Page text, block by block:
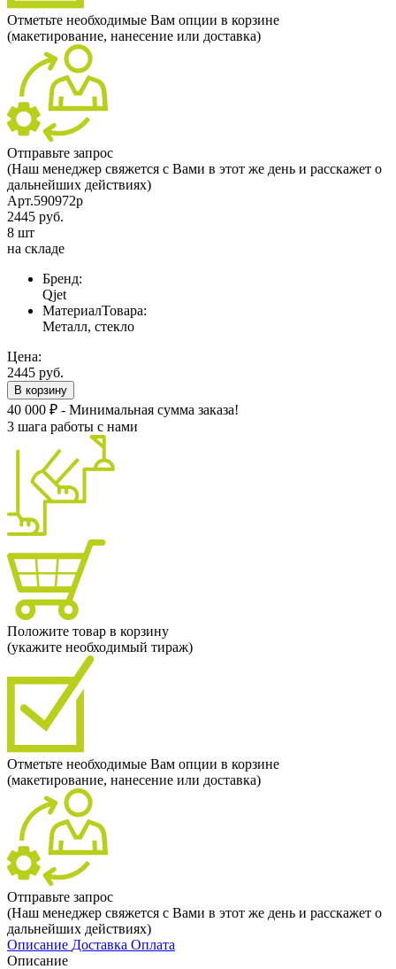
Отметьте необходимые Вам опции в корзине
(макетирование, нанесение или доставка)
Отправьте запрос
(Наш менеджер свяжется с Вами в этот же день и расскажет о
дальнейших действиях)
Арт.590972p
2445 руб.
8 шт
на складе
Бренд:
Qjet
МатериалТовара:
Металл, стекло
Цена:
2445 руб.
В корзину
40 000 ₽ - Минимальная сумма заказа!
3 шага работы с нами
Положите товар в корзину
(укажите необходимый тираж)
Отметьте необходимые Вам опции в корзине
(макетирование, нанесение или доставка)
Отправьте запрос
(Наш менеджер свяжется с Вами в этот же день и расскажет о
дальнейших действиях)
Описание Доставка Оплата
Описание